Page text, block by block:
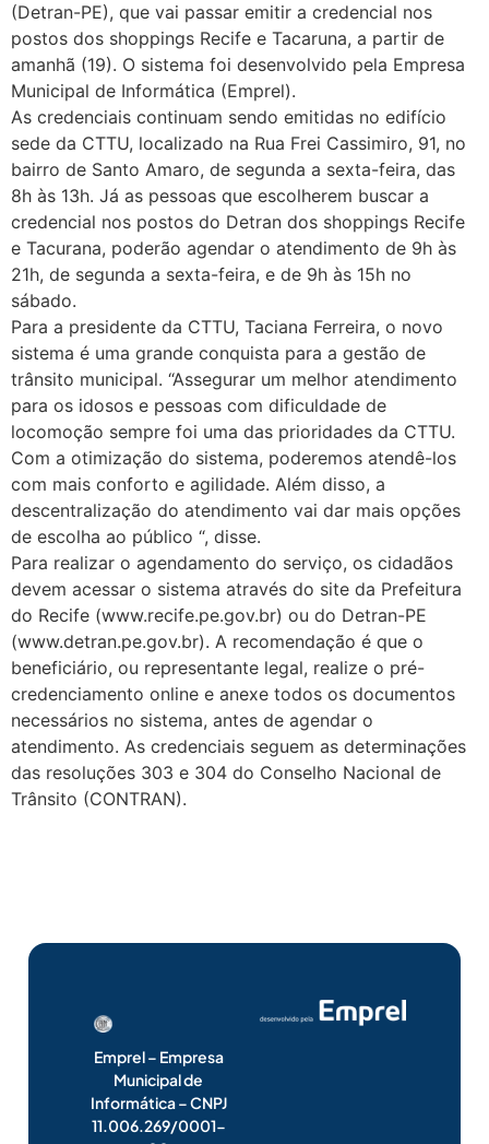
(Detran-PE), que vai passar emitir a credencial nos
postos dos shoppings Recife e Tacaruna, a partir de
amanhã (19). O sistema foi desenvolvido pela Empresa
Municipal de Informática (Emprel).
As credenciais continuam sendo emitidas no edifício
sede da CTTU, localizado na Rua Frei Cassimiro, 91, no
bairro de Santo Amaro, de segunda a sexta-feira, das
8h às 13h. Já as pessoas que escolherem buscar a
credencial nos postos do Detran dos shoppings Recife
e Tacurana, poderão agendar o atendimento de 9h às
21h, de segunda a sexta-feira, e de 9h às 15h no
sábado.
Para a presidente da CTTU, Taciana Ferreira, o novo
sistema é uma grande conquista para a gestão de
trânsito municipal. “Assegurar um melhor atendimento
para os idosos e pessoas com dificuldade de
locomoção sempre foi uma das prioridades da CTTU.
Com a otimização do sistema, poderemos atendê-los
com mais conforto e agilidade. Além disso, a
descentralização do atendimento vai dar mais opções
de escolha ao público “, disse.
Para realizar o agendamento do serviço, os cidadãos
devem acessar o sistema através do site da Prefeitura
do Recife (www.recife.pe.gov.br) ou do Detran-PE
(www.detran.pe.gov.br). A recomendação é que o
beneficiário, ou representante legal, realize o pré-
credenciamento online e anexe todos os documentos
necessários no sistema, antes de agendar o
atendimento. As credenciais seguem as determinações
das resoluções 303 e 304 do Conselho Nacional de
Trânsito (CONTRAN).
Emprel – Empresa
Municipal de
Informática – CNPJ
11.006.269/0001-